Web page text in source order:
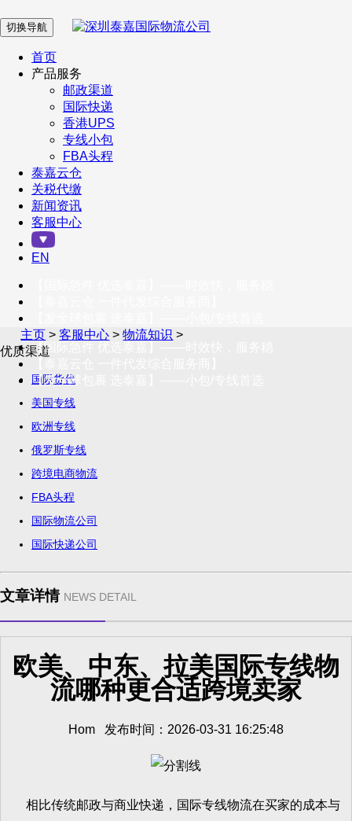
在 线 客 服
企业微信
订阅号
客户服务热线
400-098-5699
联系我们
切换导航
首页
产品服务
邮政渠道
国际快递
香港UPS
专线小包
FBA头程
泰嘉云仓
关税代缴
新闻资讯
客服中心
EN
【国际急件 优选泰嘉】——时效快，服务稳
【发全球包裹 选泰嘉】——小包/专线首选
主页 >客服中心 >物流知识 >
优质渠道
国际货代
美国专线
欧洲专线
俄罗斯专线
跨境电商物流
FBA头程
国际物流公司
国际快递公司
文章详情 NEWS DETAIL
欧美、中东、拉美国际专线物
流哪种更合适跨境卖家
Hom 发布时间：2026-03-31 16:25:48
相比传统邮政与商业快递，国际专线物流在买家的成本与